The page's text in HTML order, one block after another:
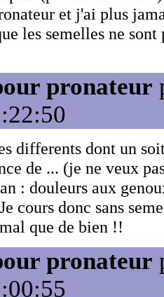
et j'ai plus
les semelles ne
pronateur
differents dont un
de ... (je ne veux
: douleurs aux
cours donc sans
que de bien !!
pronateur